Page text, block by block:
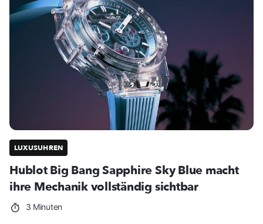
LUXUSUHREN
Hublot Big Bang Sapphire Sky Blue macht
ihre Mechanik vollständig sichtbar
3 Minuten